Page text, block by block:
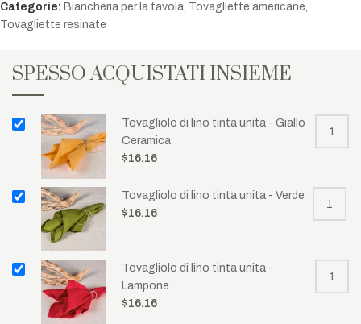
Categorie: Biancheria per la tavola, Tovagliette americane,
Tovagliette resinate
SPESSO ACQUISTATI INSIEME
Tovagliolo di lino tinta unita - Giallo
Ceramica
$16.16
Tovagliolo di lino tinta unita - Verde
$16.16
Tovagliolo di lino tinta unita -
Lampone
$16.16